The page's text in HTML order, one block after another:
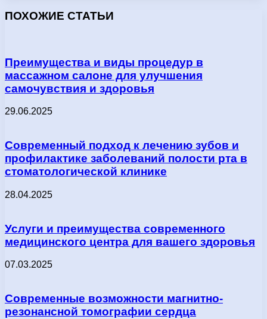
ПОХОЖИЕ СТАТЬИ
Преимущества и виды процедур в
массажном салоне для улучшения
самочувствия и здоровья
29.06.2025
Современный подход к лечению зубов и
профилактике заболеваний полости рта в
стоматологической клинике
28.04.2025
Услуги и преимущества современного
медицинского центра для вашего здоровья
07.03.2025
Современные возможности магнитно-
резонансной томографии сердца